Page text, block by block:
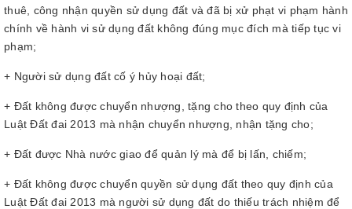
thuê, công nhận quyền sử dụng đất và đã bị xử phạt vi phạm hành
chính về hành vi sử dụng đất không đúng mục đích mà tiếp tục vi
phạm;
+ Người sử dụng đất cố ý hủy hoại đất;
+ Đất không được chuyển nhượng, tặng cho theo quy định của
Luật Đất đai 2013 mà nhận chuyển nhượng, nhận tặng cho;
+ Đất được Nhà nước giao để quản lý mà để bị lấn, chiếm;
+ Đất không được chuyển quyền sử dụng đất theo quy định của
Luật Đất đai 2013 mà người sử dụng đất do thiếu trách nhiệm để